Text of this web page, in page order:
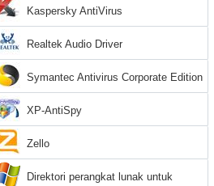
Kaspersky AntiVirus
Realtek Audio Driver
Symantec Antivirus Corporate Edition
XP-AntiSpy
Zello
Direktori perangkat lunak untuk